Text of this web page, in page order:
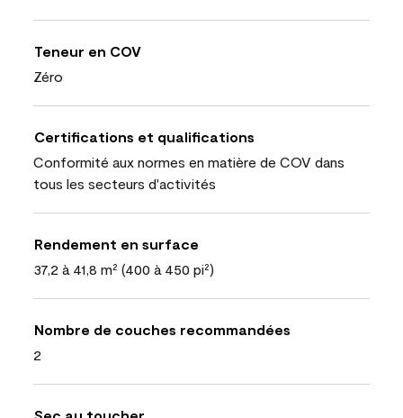
Teneur en COV
Zéro
Certifications et qualifications
Conformité aux normes en matière de COV dans
tous les secteurs d'activités
Rendement en surface
37,2 à 41,8 m² (400 à 450 pi²)
Nombre de couches recommandées
2